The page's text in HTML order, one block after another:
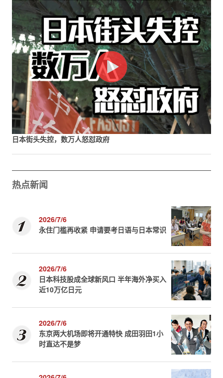
日本街头失控，数万人怒怼政府
热点新闻
2026/7/6
永住门槛再收紧 申请要考日语与日本常识
2026/7/6
日本科技股成全球新风口 半年海外净买入
近10万亿日元
2026/7/6
东京两大机场即将开通特快 成田羽田1小
时直达不是梦